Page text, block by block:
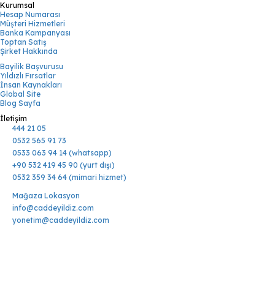
Kurumsal
Hesap Numarası
Müşteri Hizmetleri
Banka Kampanyası
Toptan Satış
Şirket Hakkında
Bayilik Başvurusu
Yıldızlı Fırsatlar
İnsan Kaynakları
Global Site
Blog Sayfa
İletişim
444 21 05
0532 565 91 73
0533 063 94 14 (whatsapp)
+90 532 419 45 90 (yurt dışı)
0532 359 34 64 (mimari hizmet)
Mağaza Lokasyon
info@caddeyildiz.com
yonetim@caddeyildiz.com